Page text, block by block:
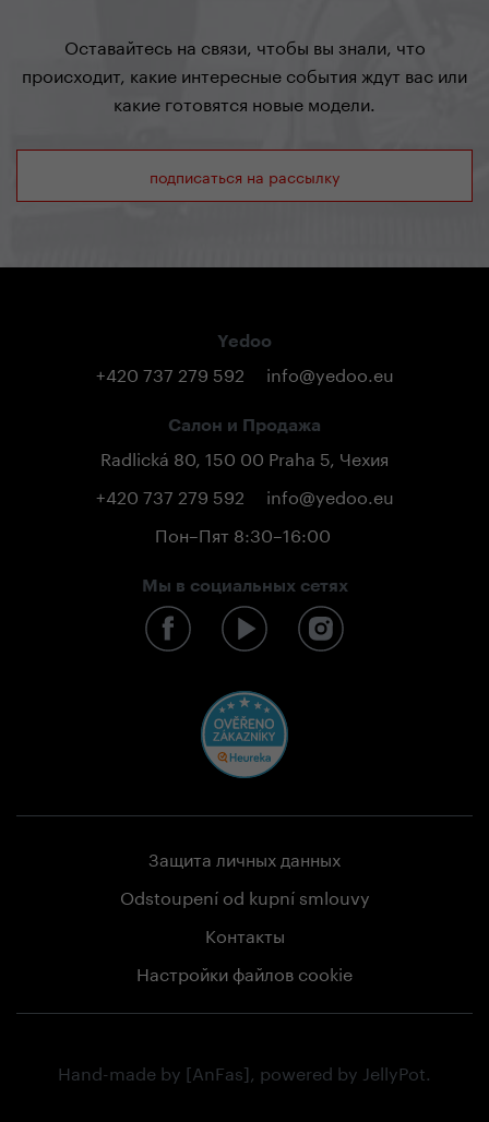
Оставайтесь на связи, чтобы вы знали, что
происходит, какие интересные события ждут вас или
какие готовятся новые модели.
подписаться на рассылку
Yedoo
+420 737 279 592 info@yedoo.eu
Салон и Продажа
Radlická 80, 150 00 Praha 5, Чехия
+420 737 279 592
info@yedoo.eu
Пон–Пят 8:30–16:00
Мы в социальных сетях
Защита личных данных
Odstoupení od kupní smlouvy
Контакты
Настройки файлов cookie
Hand-made by [AnFas], powered by JellyPot.